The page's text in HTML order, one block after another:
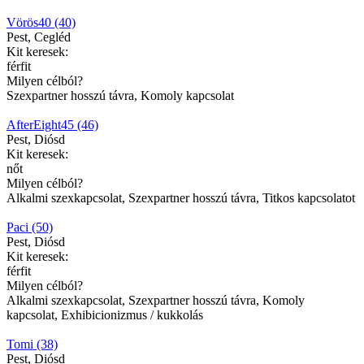
Vörös40 (40)
Pest, Cegléd
Kit keresek:
férfit
Milyen célból?
Szexpartner hosszú távra, Komoly kapcsolat
AfterEight45 (46)
Pest, Diósd
Kit keresek:
nőt
Milyen célból?
Alkalmi szexkapcsolat, Szexpartner hosszú távra, Titkos kapcsolatot
Paci (50)
Pest, Diósd
Kit keresek:
férfit
Milyen célból?
Alkalmi szexkapcsolat, Szexpartner hosszú távra, Komoly
kapcsolat, Exhibicionizmus / kukkolás
Tomi (38)
Pest, Diósd